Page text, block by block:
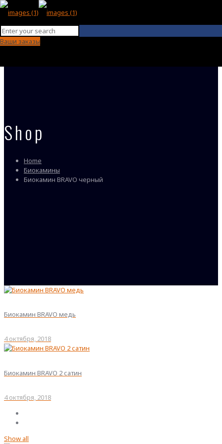
Ваши заказы
Shop
Home
Биокамины
Биокамин BRAVO черный
Биокамин BRAVO медь
4 октября, 2018
Биокамин BRAVO 2 сатин
4 октября, 2018
Show all